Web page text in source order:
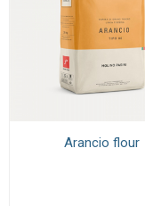
Arancio flour